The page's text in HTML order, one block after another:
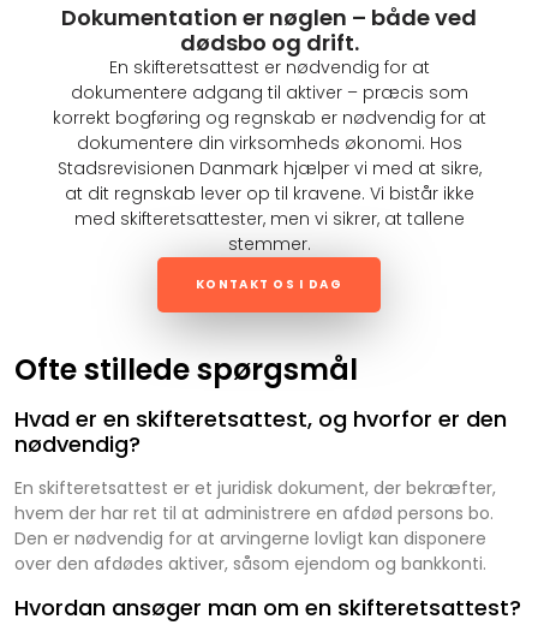
Dokumentation er nøglen – både ved
dødsbo og drift.
En skifteretsattest er nødvendig for at
dokumentere adgang til aktiver – præcis som
korrekt bogføring og regnskab er nødvendig for at
dokumentere din virksomheds økonomi. Hos
Stadsrevisionen Danmark hjælper vi med at sikre,
at dit regnskab lever op til kravene. Vi bistår ikke
med skifteretsattester, men vi sikrer, at tallene
stemmer.
KONTAKT OS I DAG
Ofte stillede spørgsmål
Hvad er en skifteretsattest, og hvorfor er den
nødvendig?
En skifteretsattest er et juridisk dokument, der bekræfter,
hvem der har ret til at administrere en afdød persons bo.
Den er nødvendig for at arvingerne lovligt kan disponere
over den afdødes aktiver, såsom ejendom og bankkonti.
Hvordan ansøger man om en skifteretsattest?